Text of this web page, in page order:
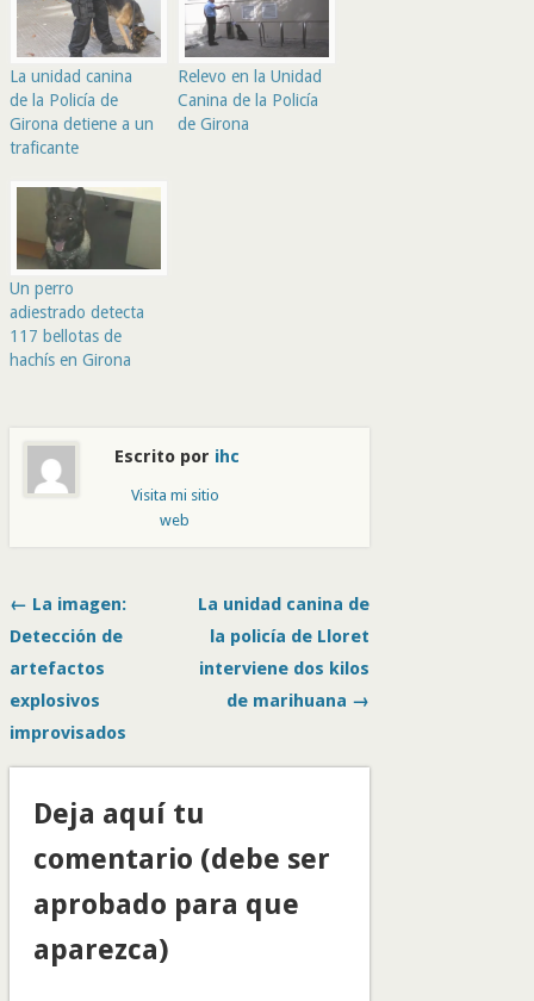
La unidad canina
de la Policía de
Girona detiene a un
traficante
Relevo en la Unidad
Canina de la Policía
de Girona
Un perro
adiestrado detecta
117 bellotas de
hachís en Girona
Escrito por ihc
Visita mi sitio
web
← La imagen:
Detección de
artefactos
explosivos
improvisados
La unidad canina de
la policía de Lloret
interviene dos kilos
de marihuana →
Deja aquí tu
comentario (debe ser
aprobado para que
aparezca)